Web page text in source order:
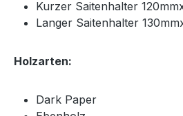
Kurzer Saitenhalter
Langer Saitenhalter
Holzarten:
Dark Paper